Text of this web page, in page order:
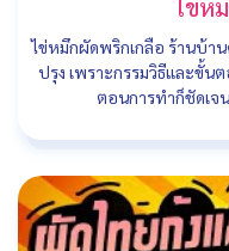
ไข่ห
ไข่หมึกผัดพริกเกลือ ร้านบ้า
ปรุง เพราะกรรมวิธีและขั้น
ตอนการทำก็ชัดเจ